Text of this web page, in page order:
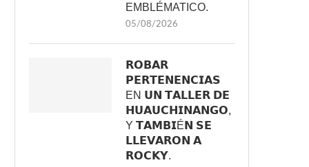
EMBLÉMATICO.
05/08/2026
𝗥𝗢𝗕𝗔𝗥
𝗣𝗘𝗥𝗧𝗘𝗡𝗘𝗡𝗖𝗜𝗔𝗦
EN 𝗨𝗡 𝗧𝗔𝗟𝗟𝗘𝗥 𝗗𝗘
𝗛𝗨𝗔𝗨𝗖𝗛𝗜𝗡𝗔𝗡𝗚𝗢,
Y 𝗧𝗔𝗠𝗕𝗜É𝗡 𝗦𝗘
𝗟𝗟𝗘𝗩𝗔𝗥𝗢𝗡 𝗔
𝗥𝗢𝗖𝗞𝗬.